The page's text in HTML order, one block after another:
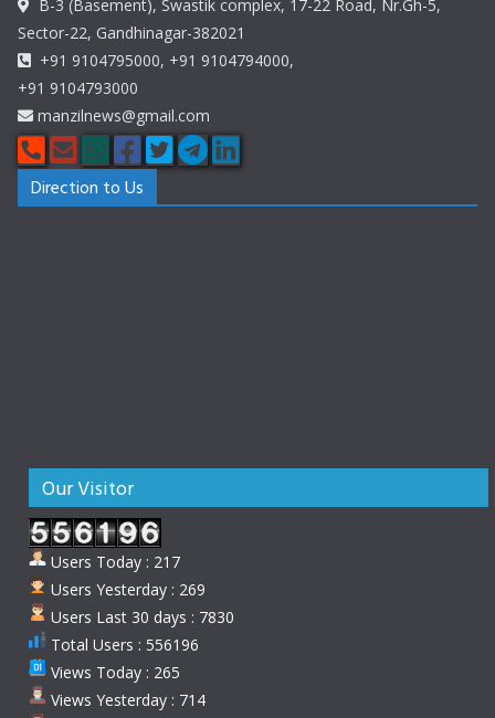
B-3 (Basement), Swastik complex, 17-22 Road, Nr.Gh-5,
Sector-22, Gandhinagar-382021
+91 9104795000, +91 9104794000,
+91 9104793000
manzilnews@gmail.com
Direction to Us
Our Visitor
Users Today : 217
Users Yesterday : 269
Users Last 30 days : 7830
Total Users : 556196
Views Today : 265
Views Yesterday : 714